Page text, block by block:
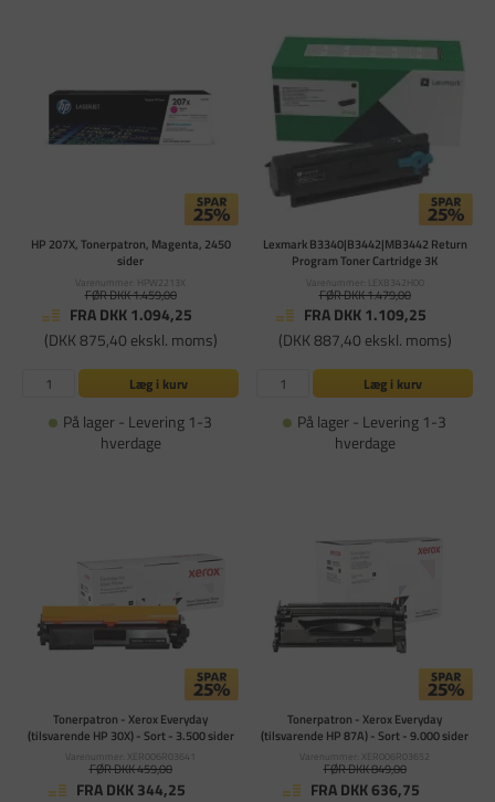
HP 207X, Tonerpatron, Magenta, 2450
sider
Varenummer: HPW2213X
FØR DKK 1.459,00
FRA DKK 1.094,25
(DKK 875,40 ekskl. moms)
Læg i kurv
På lager - Levering 1-3
hverdage
Lexmark B3340|B3442|MB3442 Return
Program Toner Cartridge 3K
Varenummer: LEXB342H00
FØR DKK 1.479,00
FRA DKK 1.109,25
(DKK 887,40 ekskl. moms)
Læg i kurv
På lager - Levering 1-3
hverdage
Tonerpatron - Xerox Everyday
(tilsvarende HP 30X) - Sort - 3.500 sider
Varenummer: XER006R03641
FØR DKK 459,00
FRA DKK 344,25
Tonerpatron - Xerox Everyday
(tilsvarende HP 87A) - Sort - 9.000 sider
Varenummer: XER006R03652
FØR DKK 849,00
FRA DKK 636,75